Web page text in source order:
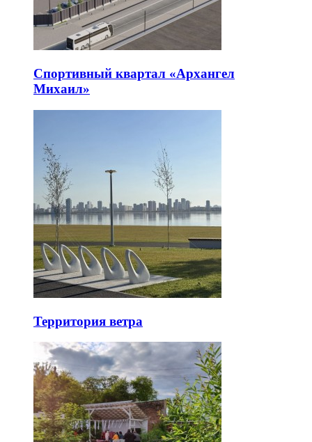
Спортивный квартал «Архангел
Михаил»
Территория ветра